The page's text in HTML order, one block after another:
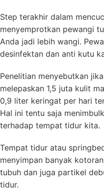
Step terakhir dalam
menyemprotkan pewangi
Anda jadi lebih wangi.
desinfektan dan anti kutu
Penelitian menyebutkan
melepaskan 1,5 juta kulit
0,9 liter keringat per hari
Hal ini tentu saja
terhadap tempat tidur kita.
Tempat tidur atau
menyimpan banyak
tubuh dan juga partikel
tidur.